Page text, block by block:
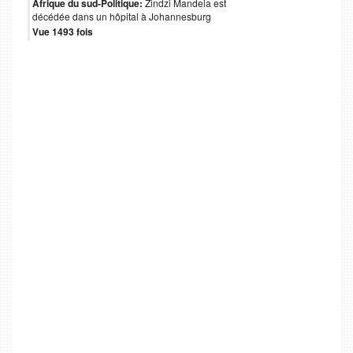
Afrique du sud-Politique: Zindzi Mandela est
décédée dans un hôpital à Johannesburg
Vue 1493 fois